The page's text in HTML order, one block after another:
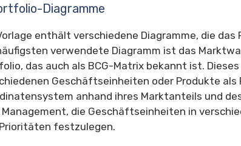
Diagramme
enthält verschiedene Diagramme, die
verwendete Diagramm ist das
das auch als BCG-Matrix bekannt ist.
Geschäftseinheiten oder Produkte als
anhand ihres Marktanteils und
Management, die Geschäftseinheiten in
festzulegen.